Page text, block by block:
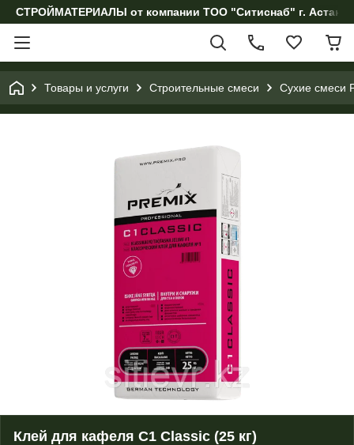
СТРОЙМАТЕРИАЛЫ от компании ТОО "Ситиснаб" г. Астана,
Товары и услуги Строительные смеси Сухие смеси
Клей для кафеля С1 Classic (25 кг)